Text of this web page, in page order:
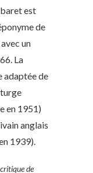
est
de
un
La
adaptée de
en 1951)
anglais
1939).
de